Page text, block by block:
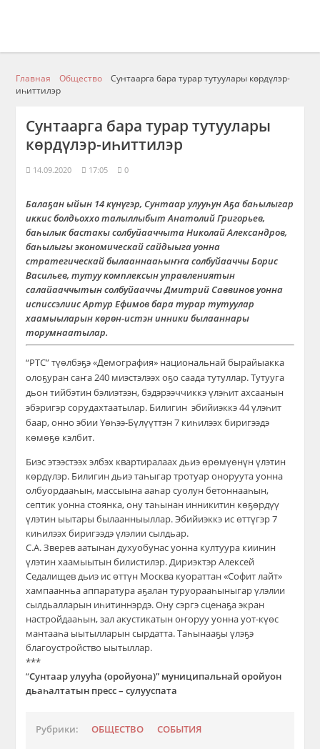
Главная Общество
Сунтаарга бара турар тутуулары көрдүлэр-
иһиттилэр
Сунтаарга бара турар тутуулары
көрдүлэр-иһиттилэр
14.09.2020 17:05 0
Балаҕан ыйын 14 күнүгэр, Сунтаар улууһун Аҕа баһылыгар
иккис болдьоххо талыллыбыт Анатолий Григорьев,
баһылык бастакы солбуйааччыта Николай Александров,
баһылыгы экономическай сайдыыга уонна
стратегическай былааннааһыҥҥа солбуйааччы Борис
Васильев, тутуу комплексын управлениятын
салайааччытын солбуйааччы Дмитрий Саввинов уонна
исписсэлиис Артур Ефимов бара турар тутуулар
хаамыыларын көрөн-истэн инники былааннары
торумнаатылар.
“РТС” түөлбэҕэ «Демография» национальнай бырайыакка
олоҕуран саҥа 240 миэстэлээх оҕо саада тутуллар. Тутууга
дьон тийбэтин бэлиэтээн, бэдэрээччиккэ үлэһит ахсаанын
эбэригэр сорудахтаатылар. Билигин эбийиэккэ 44 үлэһит
баар, онно эбии Үөһээ-Бүлүүттэн 7 киһилээх биригээдэ
көмөҕө кэлбит.
Биэс этээстээх элбэх квартиралаах дьиэ өрөмүөнүн үлэтин
көрдүлэр. Билигин дьиэ таһыгар тротуар оноруута уонна
олбуордааһын, массыына ааһар суолун бетоннааһын,
септик уонна стоянка, ону таһынан инникитин көҕөрдүү
үлэтин ыытары былаанныыллар. Эбийиэккэ ис өттүгэр 7
киһилээх биригээдэ үлэлии сылдьар.
С.А. Зверев аатынан духуобунас уонна култуура киинин
үлэтин хаамыытын билистилэр. Дириэктэр Алексей
Седалищев дьиэ ис өттүн Москва куораттан «Софит лайт»
хампаанньа аппаратура аҕалан туруорааһыныгар үлэлии
сылдьалларын иһитиннэрдэ. Ону сэргэ сценаҕа экран
настройдааһын, зал акустикатын оҥоруу уонна уот-күөс
мантааһа ыытылларын сырдатта. Таһынааҕы үлэҕэ
благоустройство ыытыллар.
***
“Сунтаар улууhа (оройуона)” муниципальнай оройуон
дьаһалтатын пресс – сулууспата
Рубрики: ОБЩЕСТВО СОБЫТИЯ